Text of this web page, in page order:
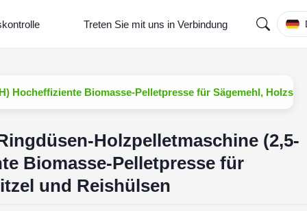
Treten Sie mit uns in Verbindung
Hocheffiziente Biomasse-Pelletpresse für Sägemehl,
Holzpelletmaschine (2,5-
Biomasse-Pelletpresse für
und Reishülsen